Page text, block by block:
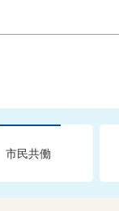
市民共働